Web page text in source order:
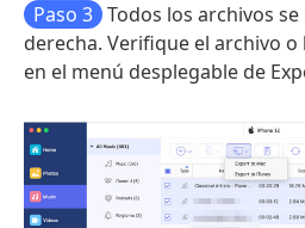
Paso 3 Todos los archivos
derecha. Verifique el archivo o
en el menú desplegable de